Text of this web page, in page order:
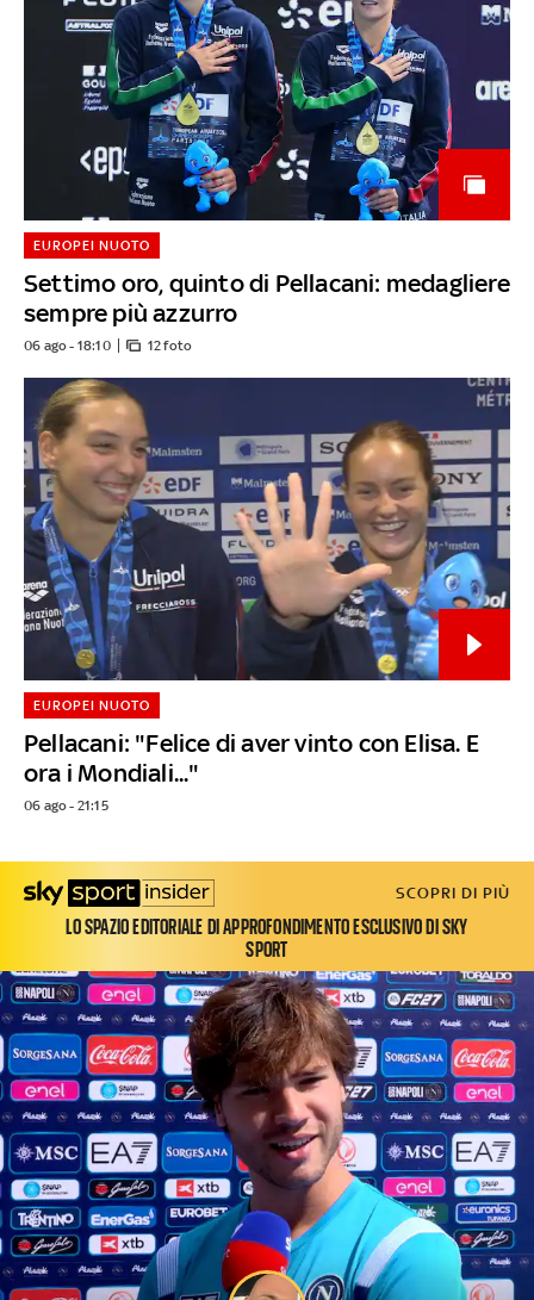
Settimo oro, quinto di Pellacani: medagliere
sempre più azzurro
EUROPEI NUOTO
06 ago - 18:10 12 foto
Pellacani: "Felice di aver vinto con Elisa. E
ora i Mondiali..."
EUROPEI NUOTO
06 ago - 21:15
LO SPAZIO EDITORIALE DI APPROFONDIMENTO ESCLUSIVO DI SKY
SPORT
SCOPRI DI PIÙ